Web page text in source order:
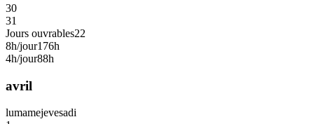
30
31
Jours ouvrables22
8h/jour176h
4h/jour88h
avril
lumamejevesadi